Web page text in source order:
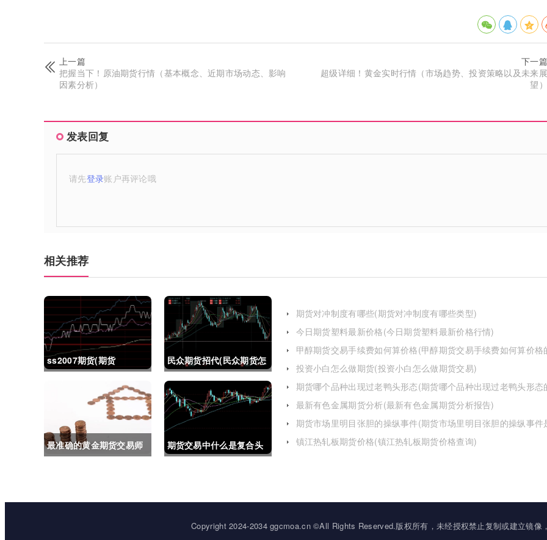
上一篇
把握当下！原油期货行情（基本概念、近期市场动态、影响
因素分析）
下一篇
超级详细！黄金实时行情（市场趋势、投资策略以及未来展
望）
发表回复
请先登录账户再评论哦
相关推荐
ss2007期货(期货
民众期货招代(民众期货怎
么了)
最准确的黄金期货交易师
期货交易中什么是复合头
期货对冲制度有哪些(期货对冲制度有哪些类型)
今日期货塑料最新价格(今日期货塑料最新价格行情)
甲醇期货交易手续费如何算价格(甲醇期货交易手续费如何算价格
投资小白怎么做期货(投资小白怎么做期货交易)
期货哪个品种出现过老鸭头形态(期货哪个品种出现过老鸭头形态
化)
最新有色金属期货分析(最新有色金属期货分析报告)
期货市场里明目张胆的操纵事件(期货市场里明目张胆的操纵事件
镇江热轧板期货价格(镇江热轧板期货价格查询)
Copyright 2024-2034 ggcmoa.cn ©All Rights Reserved.版权所有，未经授权禁止复制或建立镜像